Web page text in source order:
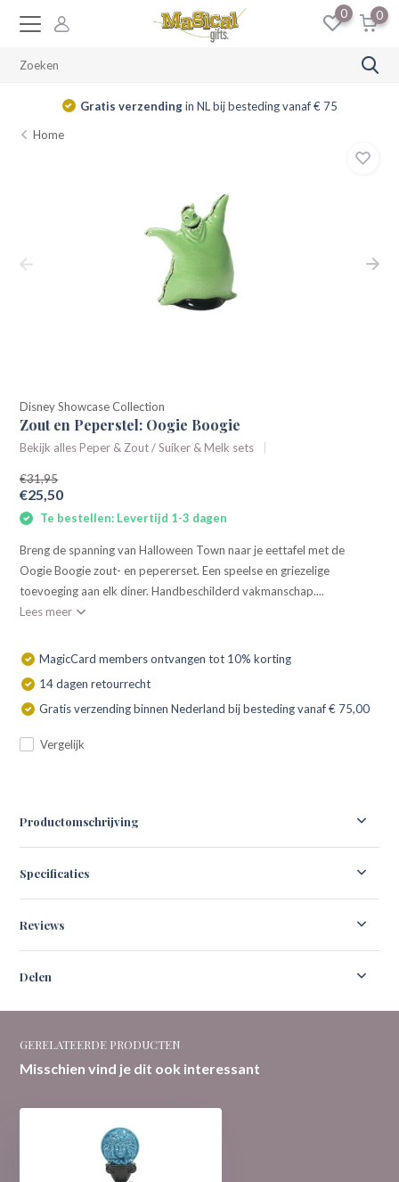
0 0
Gratis verzendingin NL bij besteding vanaf € 75
Home
Disney Showcase Collection
Zout en Peperstel: Oogie Boogie
Bekijk alles Peper & Zout / Suiker & Melk sets
€31,95
€25,50
Te bestellen: Levertijd 1-3 dagen
Breng de spanning van Halloween Town naar je eettafel met de
Oogie Boogie zout- en pepererset. Een speelse en griezelige
toevoeging aan elk diner. Handbeschilderd vakmanschap....
Lees meer
MagicCard members ontvangen tot 10% korting
14 dagen retourrecht
Gratis verzending binnen Nederland bij besteding vanaf € 75,00
Vergelijk
Productomschrijving
Specificaties
Reviews
Delen
GERELATEERDE PRODUCTEN
Misschien vind je dit ook interessant